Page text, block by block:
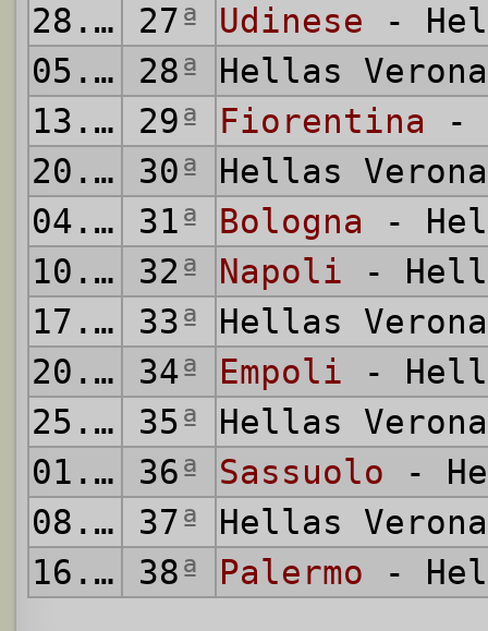
28.02.2016
27ª Udinese -
05.03.2016
28ª
Hellas
13.03.2016
29ª Fiorentina -
20.03.2016
30ª
Hellas
04.04.2016
31ª Bologna -
10.04.2016
32ª Napoli -
17.04.2016
33ª
Hellas
20.04.2016
34ª Empoli -
25.04.2016
35ª
Hellas
01.05.2016
36ª Sassuolo -
08.05.2016
37ª
Hellas
16.05.2016
38ª Palermo -